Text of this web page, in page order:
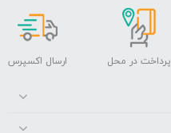
پرداخت در محل ارسال اکسپرس